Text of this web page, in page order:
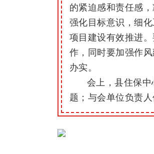
的紧迫感和责任感
强化目标意识，细
项目建设有效推进
作，同时要加强作
办实。
会上，县住保
题；与会单位负责